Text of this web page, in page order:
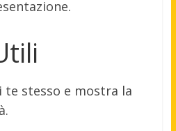
te stesso e mostra la